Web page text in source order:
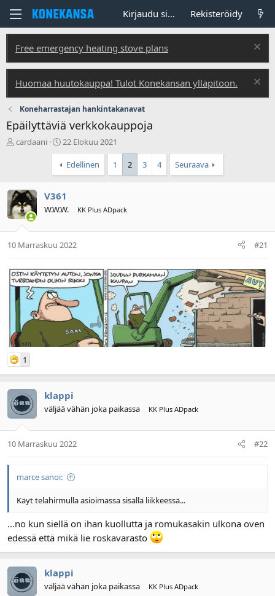
Kirjaudu sisään Rekisteröidy
Free emergency heating stove plans
Huomaa huutokauppa! Tulot Konekansan ylläpitoon.
Koneharrastajan hankintakanavat
Epäilyttäviä verkkokauppoja
V
i
k
e
u
a
l
o
t
a
a
cardaani
A
i
u
s
ä
i
v
m
ä
r
ä
22 Elokuu 2021
Edellinen 1 2 3 4 Seuraava
V361
W.W.W. KK Plus ADpack
10 Marraskuu 2022 #21
1
klappi
väljää vähän joka paikassa KK Plus ADpack
10 Marraskuu 2022 #22
marce sanoi:
Käyt telahirmulla asioimassa sisällä liikkeessä...
...no kun siellä on ihan kuollutta ja romukasakin ulkona oven
edessä että mikä lie roskavarasto
klappi
väljää vähän joka paikassa KK Plus ADpack